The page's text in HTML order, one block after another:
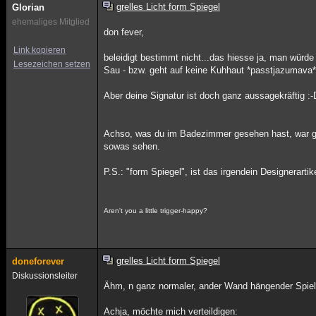
Glorian
ehemaliges Mitglied
Link kopieren
Lesezeichen setzen
grelles Licht form Spiegel
don fever,
beleidigt bestimmt nicht...das hiesse ja, man
Sau - bzw. geht auf keine Kuhhaut *passtjazumava*
Aber deine Signatur ist doch ganz aussagekräftig :-
Achso, was du im Badezimmer gesehen hast, war
sowas sehen.
P.S.: "form Spiegel", ist das irgendein
Aren't you a little trigger-happy?
doneforever
Diskussionsleiter
grelles Licht form Spiegel
Ähm, n ganz normaler, ander Wand hängender
Achja, möchte mich verteildigen: